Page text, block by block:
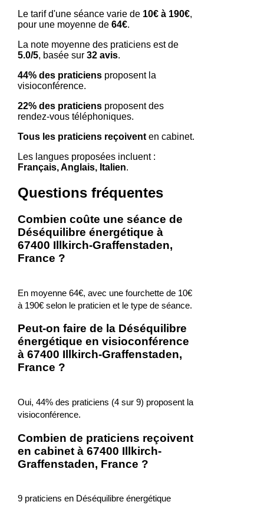
Le tarif d'une séance varie de 10€ à 190€,
pour une moyenne de 64€.
La note moyenne des praticiens est de
5.0/5, basée sur 32 avis.
44% des praticiensproposent la
visioconférence.
22% des praticiensproposent des
rendez-vous téléphoniques.
Tous les praticiens reçoiventen cabinet.
Les langues proposées incluent :
Français, Anglais, Italien.
Questions fréquentes
Combien coûte une séance de
Déséquilibre énergétique à
67400 Illkirch-Graffenstaden,
France ?
En moyenne 64€, avec une fourchette de 10€
à 190€ selon le praticien et le type de séance.
Peut-on faire de la Déséquilibre
énergétique en visioconférence
à 67400 Illkirch-Graffenstaden,
France ?
Oui, 44% des praticiens (4 sur 9) proposent la
visioconférence.
Combien de praticiens reçoivent
en cabinet à 67400 Illkirch-
Graffenstaden, France ?
9 praticiens en Déséquilibre énergétique